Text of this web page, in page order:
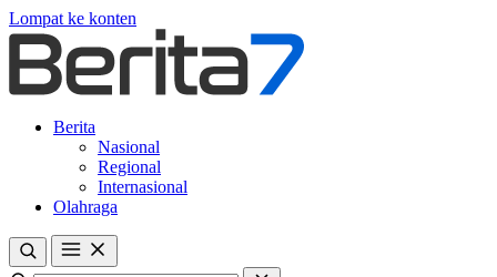
Lompat ke konten
Berita
Nasional
Regional
Internasional
Olahraga